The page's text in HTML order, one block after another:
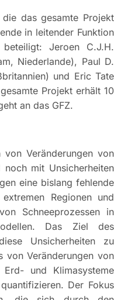
das gesamte Projekt
in leitender Funktion
Jeroen C.J.H.
Niederlande), Paul D.
und Eric Tate
Projekt erhält 10
an das GFZ.
von Veränderungen von
mit Unsicherheiten
eine bislang fehlende
Regionen und
Schneeprozessen in
Das Ziel des
Unsicherheiten zu
von Veränderungen von
Erd- und Klimasysteme
Der Fokus